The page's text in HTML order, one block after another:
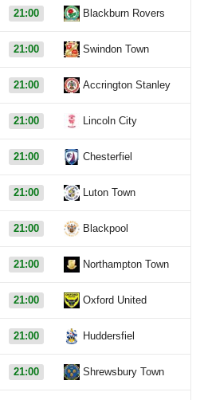
21:00 Blackburn Rovers
21:00 Swindon Town
21:00 Accrington Stanley
21:00 Lincoln City
21:00 Chesterfiel
21:00 Luton Town
21:00 Blackpool
21:00 Northampton Town
21:00 Oxford United
21:00 Huddersfiel
21:00 Shrewsbury Town